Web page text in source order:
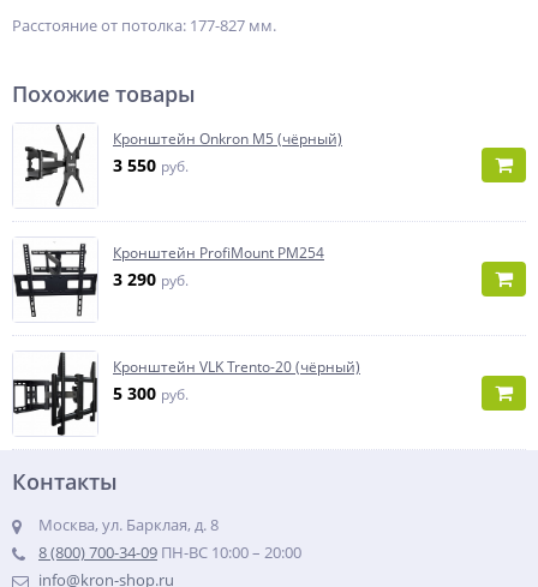
Расстояние от потолка: 177-827 мм.
Похожие товары
Кронштейн Onkron M5 (чёрный)
3 550 руб.
Кронштейн ProfiMount PM254
3 290 руб.
Кронштейн VLK Trento-20 (чёрный)
5 300 руб.
Контакты
Москва, ул. Барклая, д. 8
8 (800) 700-34-09 ПН-ВС 10:00 – 20:00
info@kron-shop.ru